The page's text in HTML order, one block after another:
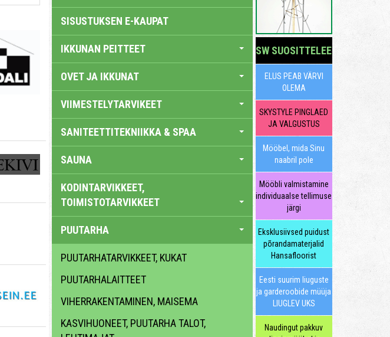
SISUSTUKSEN E-KAUPAT
IKKUNAN PEITTEET
OVET JA IKKUNAT
VIIMESTELYTARVIKEET
SANITEETTITEKNIIKKA & SPAA
SAUNA
KODINTARVIKKEET,
TOIMISTOTARVIKKEET
PUUTARHA
PUUTARHATARVIKKEET, KUKAT
PUUTARHALAITTEET
VIHERRAKENTAMINEN, MAISEMA
KASVIHUONEET, PUUTARHA TALOT,
SW SUOSITTELEE
ELUS PEAB VÄRVI
OLEMA
SKYSTYLE PINGLAED
JA VALGUSTUS
Mööbel, mida Sinu
naabril pole
Mööbli valmistamine
individuaalse tellimuse
järgi
Eksklusiivsed puidust
põrandamaterjalid
Hansafloorist
Eesti suurim liuguste
ja garderoobide müüja
LIUGLEV UKS
Naudingut pakkuv